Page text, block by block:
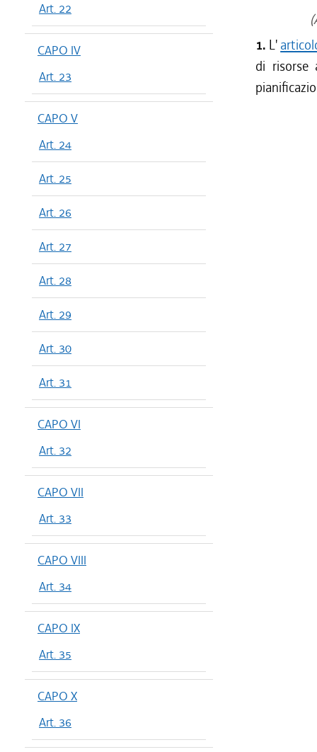
Art. 22
CAPO IV
Art. 23
CAPO V
Art. 24
Art. 25
Art. 26
Art. 27
Art. 28
Art. 29
Art. 30
Art. 31
CAPO VI
Art. 32
CAPO VII
Art. 33
CAPO VIII
Art. 34
CAPO IX
Art. 35
CAPO X
Art. 36
1. L'
di risorse